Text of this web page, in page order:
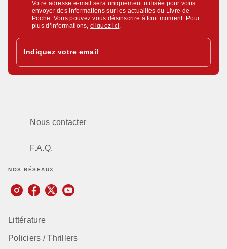
Votre adresse e-mail sera uniquement utilisée pour vous
envoyer des informations sur les actualités du Livre de
Poche. Vous pouvez vous désinscrire à tout moment. Pour
plus d’informations,cliquez ici.
Indiquez votre email
Nous contacter
F.A.Q.
NOS RÉSEAUX
Littérature
Policiers / Thrillers